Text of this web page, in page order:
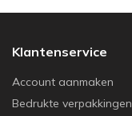
Klantenservice
Account aanmaken
Bedrukte verpakkingen